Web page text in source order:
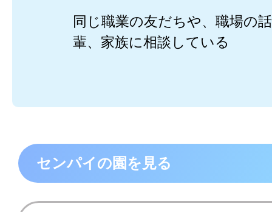
同じ職業の友だちや、職場の
輩、家族に相談している
センパイの園を見る